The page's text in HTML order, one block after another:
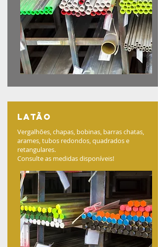
latão
Vergalhões, chapas, bobinas, barras chatas,
arames, tubos redondos, quadrados e
retangulares.
Consulte as medidas disponíveis!